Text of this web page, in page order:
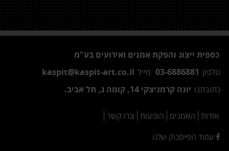
כספית ייצוג והפקת אמנים ואירועים בע"מ
טלפון 03-6886881 מייל kaspit@kaspit-art.co.il
כתובתנו יונה קרמניצקי 14, קומה ג, תל אביב.
אודות האמנים הופעות צרו קשר
עמוד הפייסבוק שלנו